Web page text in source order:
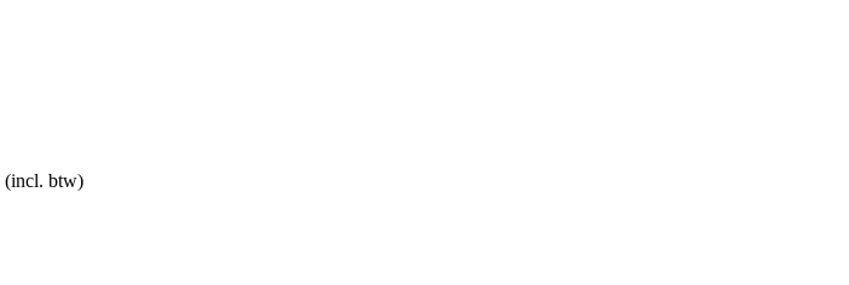
(incl. btw)